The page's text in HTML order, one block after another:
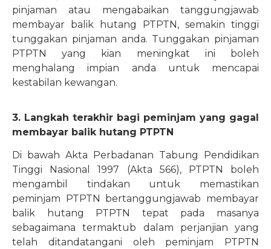
pinjaman atau mengabaikan tanggungjawab
membayar balik hutang PTPTN, semakin tinggi
tunggakan pinjaman anda. Tunggakan pinjaman
PTPTN yang kian meningkat ini boleh
menghalang impian anda untuk mencapai
kestabilan kewangan.
3. Langkah terakhir bagi peminjam yang gagal
membayar balik hutang PTPTN
Di bawah Akta Perbadanan Tabung Pendidikan
Tinggi Nasional 1997 (Akta 566), PTPTN boleh
mengambil tindakan untuk memastikan
peminjam PTPTN bertanggungjawab membayar
balik hutang PTPTN tepat pada masanya
sebagaimana termaktub dalam perjanjian yang
telah ditandatangani oleh peminjam PTPTN